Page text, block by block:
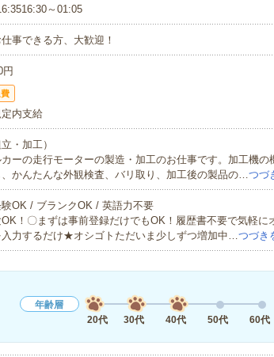
～01:05
事できる方、大歓迎！
円
内支給
・加工）
ーの走行モーターの製造・加工のお仕事です。加工機の
かんたんな外観検査、バリ取り、加工後の製品の… つづ
OK / ブランクOK / 英語力不要
！〇まずは事前登録だけでもOK！履歴書不要で気軽
力するだけ★オシゴトただいま少しずつ増加中… つづき
年齢層
20代
30代 40代 50代 60代